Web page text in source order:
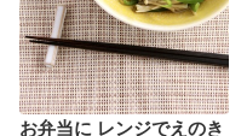
お弁当に レンジでえのき